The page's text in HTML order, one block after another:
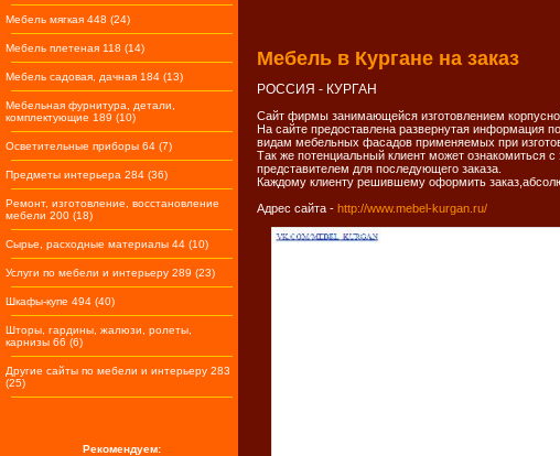
Мебель мягкая 448 (24)
Мебель плетеная 118 (14)
Мебель садовая, дачная 184 (13)
Мебельная фурнитура, детали,
комплектующие 189 (10)
Осветительные приборы 64 (7)
Предметы интерьера 284 (36)
Ремонт, изготовление, восстановление
мебели 200 (18)
Сырье, расходные материалы 44 (10)
Услуги по мебели и интерьеру 289 (23)
Шкафы-купе 494 (40)
Шторы, гардины, жалюзи, ролеты,
карнизы 66 (6)
Другие сайты по мебели и интерьеру 283
(25)
Рекомендуем:
Мебель в Кургане на заказ
РОССИЯ - КУРГАН
Сайт фирмы занимающейся изготовлением
На сайте предоставлена развернутая информация
видам мебельных фасадов применяемых при
Так же потенциальный клиент может ознакомиться
представителем для последующего заказа.
Каждому клиенту решившему оформить
Адрес сайта - http://www.mebel-kurgan.ru/